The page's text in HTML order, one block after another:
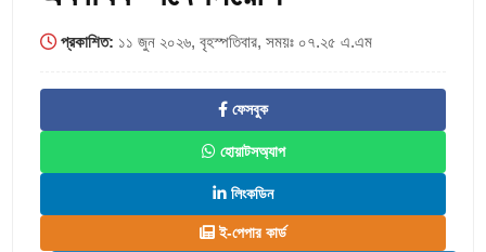
প্রকাশিত: ১১ জুন ২০২৬, বৃহস্পতিবার, সময়ঃ ০৭.২৫ এ.এম
ফেসবুক
হোয়াটসঅ্যাপ
লিংকডিন
ই-পেপার কার্ড